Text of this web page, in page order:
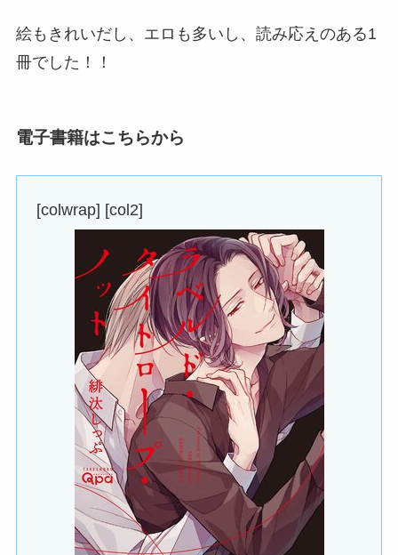
絵もきれいだし、エロも多いし、読み応えのある1
冊でした！！
電子書籍はこちらから
[colwrap] [col2]